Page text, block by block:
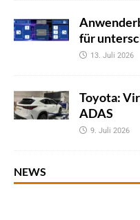
für
13. Juli 2026
Toyota:
ADAS
9. Juli 2026
NEWS